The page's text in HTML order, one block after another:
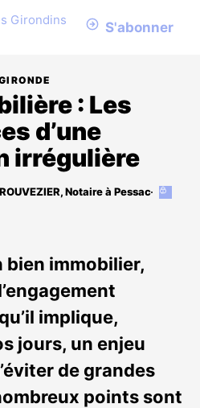
S'abonner
: Les
d’une
irrégulière
Notaire à Pessac
Cet
bien immobilier,
implique,
jours, un enjeu
de grandes
points sont